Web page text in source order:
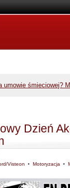
umowie śmieciowej?
Dzień
Visteon •Motoryzacja •